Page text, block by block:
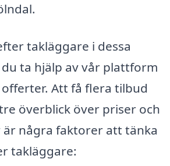
takläggare i dessa
ta hjälp av vår plattform
Att få flera tilbud
överblick över priser och
är några faktorer att tänka
takläggare: